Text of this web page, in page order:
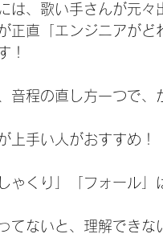
は、歌い手さんが元
正直「エンジニアが
！
音程の直し方一つで、
上手い人がおすすめ！
ゃくり」「フォール
てないと、理解できな